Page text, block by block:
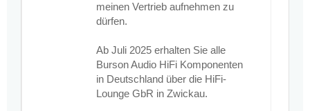
meinen Vertrieb aufnehmen zu
dürfen.
Ab Juli 2025 erhalten Sie alle
Burson Audio HiFi Komponenten
in Deutschland über die HiFi-
Lounge GbR in Zwickau.